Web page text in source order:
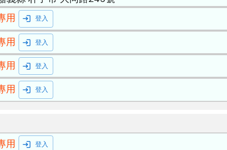
用 登入
用 登入
用 登入
用 登入
用 登入